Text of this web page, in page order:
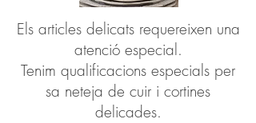
Els articles delicats requereixen una
atenció especial.
Tenim qualificacions especials per
sa neteja de cuir i cortines
delicades.